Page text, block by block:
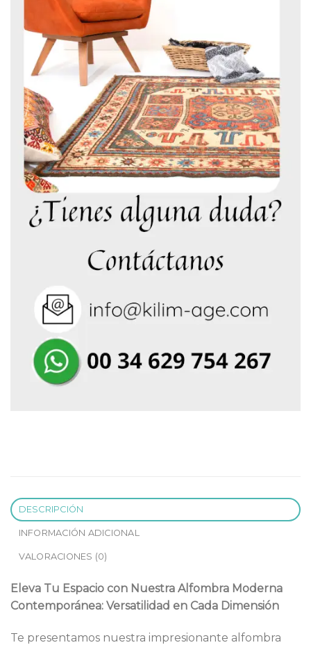
DESCRIPCIÓN
INFORMACIÓN ADICIONAL
VALORACIONES (0)
Eleva Tu Espacio con Nuestra Alfombra Moderna
Contemporánea: Versatilidad en Cada Dimensión
Te presentamos nuestra impresionante alfombra